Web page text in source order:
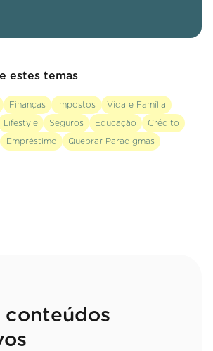
estes temas
Finanças Impostos Vida e Família
Lifestyle Seguros Educação Crédito
Empréstimo Quebrar Paradigmas
conteúdos